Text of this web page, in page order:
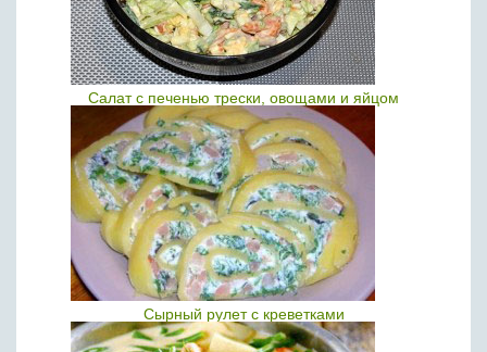
Салат с печенью трески, овощами и яйцом
Сырный рулет с креветками